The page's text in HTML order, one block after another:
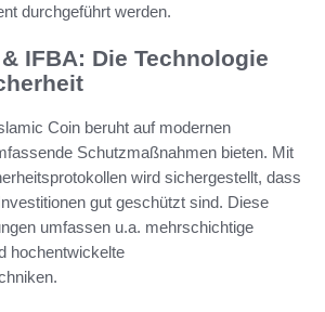
durchgeführt werden.
IFBA: Die Technologie
Coin beruht auf modernen
Schutzmaßnahmen bieten. Mit
wird sichergestellt, dass
gut geschützt sind. Diese
umfassen u.a. mehrschichtige
hochentwickelte